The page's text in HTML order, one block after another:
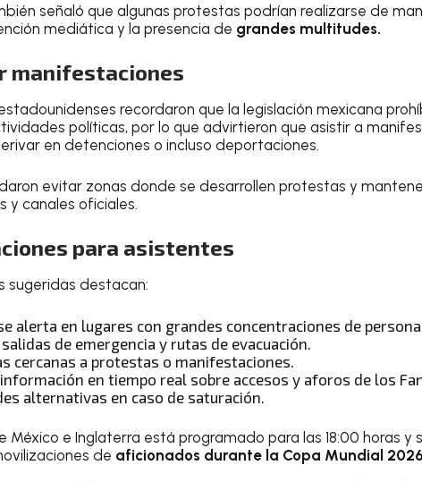
señaló que algunas protestas podrían realizarse de
mediática y la presencia de grandes multitudes.
manifestaciones
recordaron que la legislación mexicana
políticas, por lo que advirtieron que asistir a
en detenciones o incluso deportaciones.
evitar zonas donde se desarrollen protestas y
y canales oficiales.
para asistentes
sugeridas destacan:
alerta en lugares con grandes concentraciones de
de emergencia y rutas de evacuación.
cercanas a protestas o manifestaciones.
en tiempo real sobre accesos y aforos de los
alternativas en caso de saturación.
México e Inglaterra está programado para las 18:00 horas y
de aficionados durante la Copa Mundial